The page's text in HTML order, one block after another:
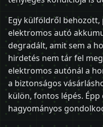
Egy külföldről
elektromos autó
degradált, amit sem a
hirdetés nem tár fel
elektromos autónál a
a biztonságos
külön, fontos lépés. Épp
hagyományos